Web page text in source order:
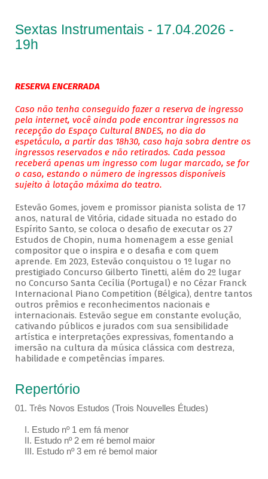
Sextas Instrumentais - 17.04.2026 -
19h
RESERVA ENCERRADA
Caso não tenha conseguido fazer a reserva de ingresso
pela internet, você ainda pode encontrar ingressos na
recepção do Espaço Cultural BNDES, no dia do
espetáculo, a partir das 18h30, caso haja sobra dentre os
ingressos reservados e não retirados. Cada pessoa
receberá apenas um ingresso com lugar marcado, se for
o caso, estando o número de ingressos disponíveis
sujeito à lotação máxima do teatro.
Estevão Gomes, jovem e promissor pianista solista de 17
anos, natural de Vitória, cidade situada no estado do
Espírito Santo, se coloca o desafio de executar os 27
Estudos de Chopin, numa homenagem a esse genial
compositor que o inspira e o desafia e com quem
aprende. Em 2023, Estevão conquistou o 1º lugar no
prestigiado Concurso Gilberto Tinetti, além do 2º lugar
no Concurso Santa Cecília (Portugal) e no Cézar Franck
Internacional Piano Competition (Bélgica), dentre tantos
outros prêmios e reconhecimentos nacionais e
internacionais. Estevão segue em constante evolução,
cativando públicos e jurados com sua sensibilidade
artística e interpretações expressivas, fomentando a
imersão na cultura da música clássica com destreza,
habilidade e competências ímpares.
Repertório
01. Três Novos Estudos (Trois Nouvelles Études)
I. Estudo nº 1 em fá menor
II. Estudo nº 2 em ré bemol maior
III. Estudo nº 3 em ré bemol maior